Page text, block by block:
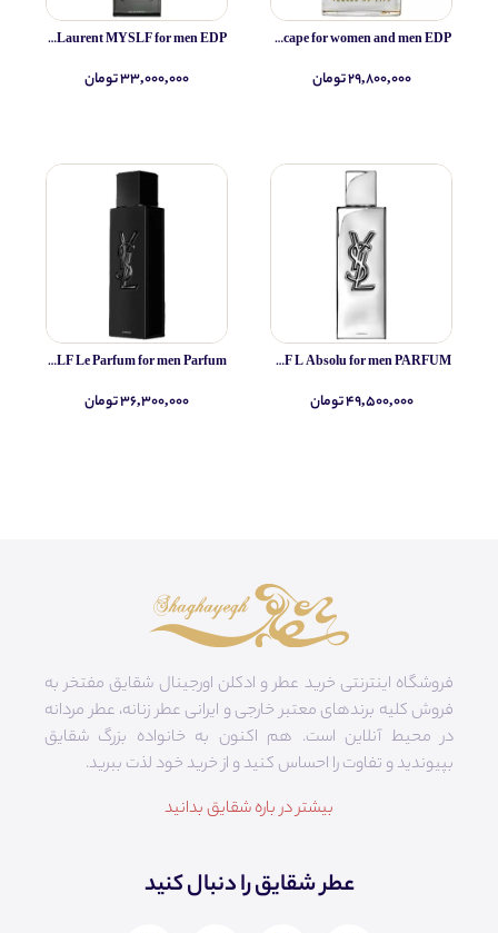
Simone Andreoli Tulum Junglescape for women and men EDP
۲۹,۸۰۰,۰۰۰ تومان
Yves Saint Laurent MYSLF L Absolu for men PARFUM
۴۹,۵۰۰,۰۰۰ تومان
Yves Saint Laurent MYSLF for men EDP
۳۳,۰۰۰,۰۰۰ تومان
Yves Saint Laurent MYSLF Le Parfum for men Parfum
۳۶,۳۰۰,۰۰۰ تومان
فروشگاه اینترنتی خرید عطر و ادکلن اورجینال شقایق مفتخر به
فروش کلیه برندهای معتبر خارجی و ایرانی عطر زنانه، عطر مردانه
در محیط آنلاین است. هم‌ اکنون به خانواده بزرگ شقایق
بپیوندید و تفاوت را احساس کنید و از خرید خود لذت ببرید.
بیشتر در باره شقایق بدانید
عطر شقایق را دنبال کنید